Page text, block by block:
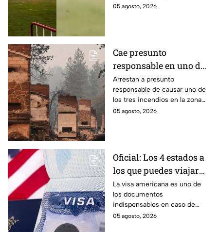
05 agosto, 2026
Cae presunto
responsable en uno de
los incendios forestales
en la zona de Spokane,
Washington
Arrestan a presunto
responsable de causar uno de
los tres incendios en la zona
de Spokane en Washington,
05 agosto, 2026
Oficial: Los 4 estados a
los que puedes viajar
sin la visa americana
pegada en el pasaporte
y sólo con la forma
DSP-150
La visa americana es uno de
los documentos
indispensables en caso de
querer viajar a Estados Unidos,
05 agosto, 2026